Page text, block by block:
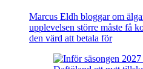
Marcus Eldh bloggar om
upplevelsen större måste få
den värd att betala för